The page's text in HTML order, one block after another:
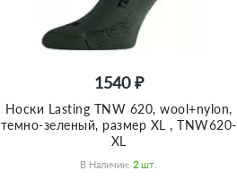
1540 ₽
Носки Lasting TNW 620, wool+nylon,
темно-зеленый, размер XL , TNW620-
XL
В Наличии:2 Шт.